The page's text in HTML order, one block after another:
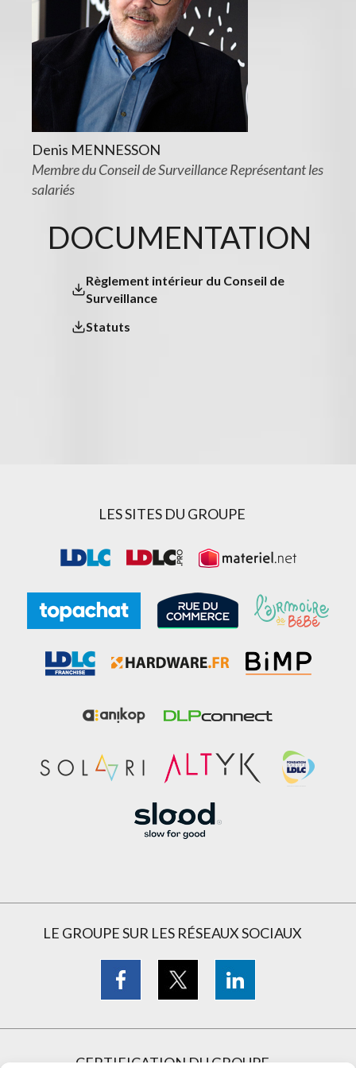
Denis MENNESSON
Membre du Conseil de Surveillance Représentant les
salariés
DOCUMENTATION
Règlement intérieur du Conseil de
Surveillance
Statuts
LES SITES DU GROUPE
LE GROUPE SUR LES RÉSEAUX SOCIAUX
CERTIFICATION DU GROUPE